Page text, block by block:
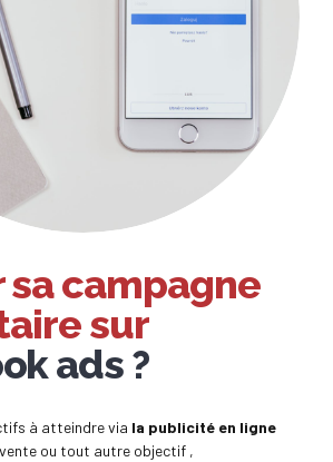
sa campagne
sur
ads ?
à atteindre via la publicité en ligne
ou tout autre objectif ,